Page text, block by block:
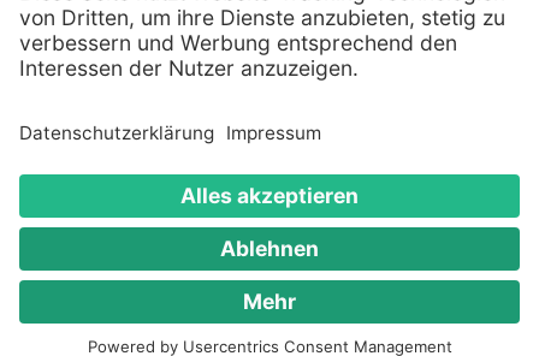
Alle genannten Produkte und Logos sind eingetragene
Warenzeichen der jeweiligen Hersteller.
Copyright © 2008 - 2026 Toys for Fun GmbH - Alle
Rechte vorbehalten